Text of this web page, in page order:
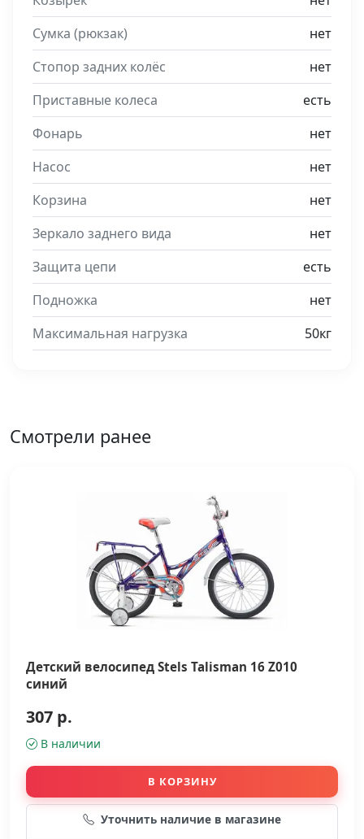
Сумка (рюкзак)
нет
Стопор задних колёс
нет
Приставные колеса
есть
Фонарь
нет
Насос
нет
Корзина
нет
Зеркало заднего вида
нет
Защита цепи
есть
Подножка
нет
Максимальная нагрузка
50кг
Смотрели ранее
Детский велосипед Stels Talisman 16 Z010
синий
307 р.
В наличии
В КОРЗИНУ
Уточнить наличие в магазине